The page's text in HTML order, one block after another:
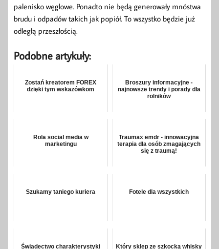
palenisko węglowe. Ponadto nie będą generowały mnóstwa
brudu i odpadów takich jak popiół. To wszystko będzie już
odległą przeszłością.
Podobne artykuły:
Zostań kreatorem FOREX
dzięki tym wskazówkom
Broszury informacyjne -
najnowsze trendy i porady dla
rolników
Rola social media w
marketingu
Traumax emdr - innowacyjna
terapia dla osób zmagających
się z traumą!
Szukamy taniego kuriera Fotele dla wszystkich
Świadectwo charakterystyki Który sklep ze szkocką whisky